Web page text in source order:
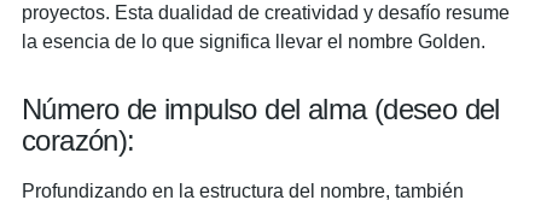
proyectos. Esta dualidad de creatividad y desafío resume
la esencia de lo que significa llevar el nombre Golden.
Número de impulso del alma (deseo del
corazón):
Profundizando en la estructura del nombre, también